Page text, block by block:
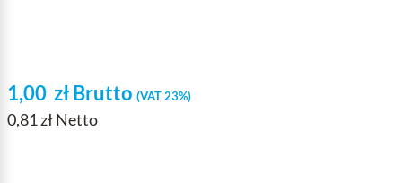
1,00 złBrutto (VAT 23%)
0,81 zł Netto